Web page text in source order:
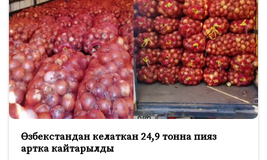
Өзбекстандан келаткан 24,9 тонна пияз
артка кайтарылды